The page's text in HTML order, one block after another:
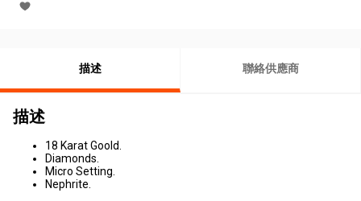
描述 聯絡供應商
描述
18 Karat Goold.
Diamonds.
Micro Setting.
Nephrite.